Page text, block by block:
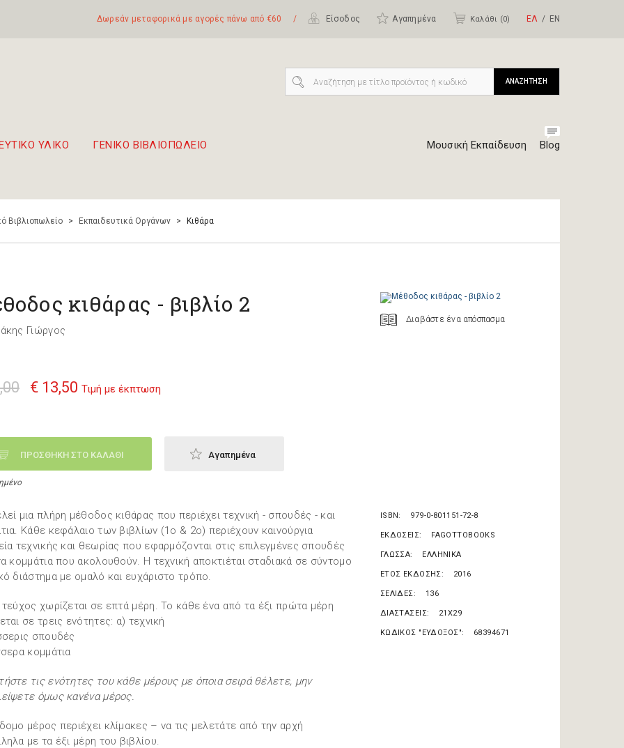
Δωρεάν μεταφορικά με αγορές πάνω από €60 / Είσοδος Αγαπημένα Καλάθι (0) ΕΛ ΕΝ
ΥΛΙΚΟ ΓΕΝΙΚΟ ΒΙΒΛΙΟΠΩΛΕΙΟ Μουσική Εκπαίδευση Blog
ΑΝΑΖΗΤΗΣΗ
Βιβλιοπωλείο > Εκπαιδευτικά Οργάνων > Κιθάρα
κιθάρας - βιβλίο 2
Γιώργος
€ 13,50 Τιμή με έκπτωση
ΠΡΟΣΘΗΚΗ ΣΤΟ ΚΑΛΑΘΙ Αγαπημένα
Διαβάστε ένα απόσπασμα
μια πλήρη μέθοδος κιθάρας που περιέχει τεχνική - σπουδές - και
Κάθε κεφάλαιο των βιβλίων (1ο & 2ο) περιέχουν καινούργια
τεχνικής και θεωρίας που εφαρμόζονται στις επιλεγμένες σπουδές
κομμάτια που ακολουθούν. Η τεχνική αποκτιέται σταδιακά σε σύντομο
διάστημα με ομαλό και ευχάριστο τρόπο.
χωρίζεται σε επτά μέρη. Το κάθε ένα από τα έξι πρώτα μέρη
σε τρεις ενότητες: α) τεχνική
σπουδές
κομμάτια
τις ενότητες του κάθε μέρους με όποια σειρά θέλετε, μην
όμως κανένα μέρος.
μέρος περιέχει κλίμακες – να τις μελετάτε από την αρχή
με τα έξι μέρη του βιβλίου.
ISBN 979-0-801151-72-8
ΕΚΔΟΣΕΙΣ FAGOTTOBOOKS
ΓΛΩΣΣΑ ΕΛΛΗΝΙΚΑ
ΕΤΟΣ ΕΚΔΟΣΗΣ 2016
ΣΕΛΙΔΕΣ 136
ΔΙΑΣΤΑΣΕΙΣ 21X29
ΚΩΔΙΚΟΣ "ΕΥΔΟΞΟΣ" 68394671